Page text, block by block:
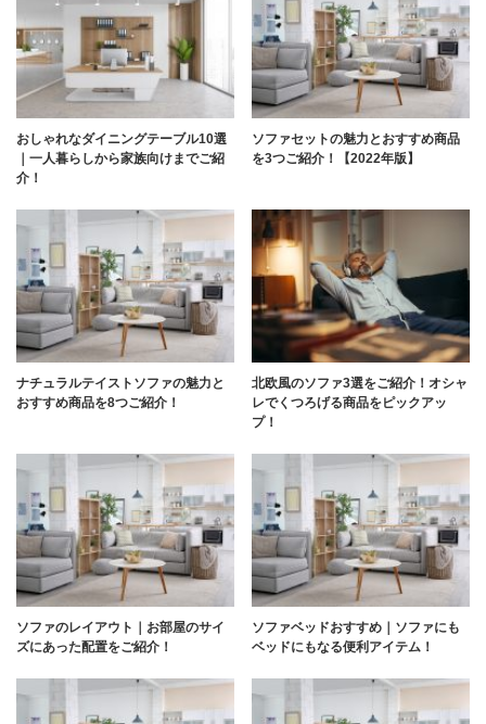
おしゃれなダイニングテーブル10選
｜一人暮らしから家族向けまでご紹
介！
ソファセットの魅力とおすすめ商品
を3つご紹介！【2022年版】
ナチュラルテイストソファの魅力と
おすすめ商品を8つご紹介！
北欧風のソファ3選をご紹介！オシャ
レでくつろげる商品をピックアッ
プ！
ソファのレイアウト｜お部屋のサイ
ズにあった配置をご紹介！
ソファベッドおすすめ｜ソファにも
ベッドにもなる便利アイテム！